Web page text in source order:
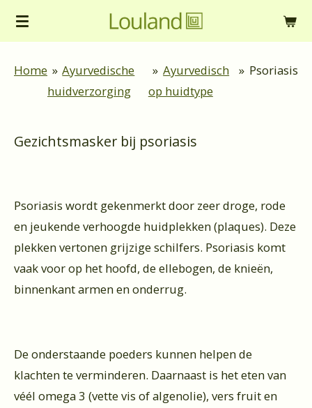
Ga
de
hoofdinhoud
Home » Ayurvedische
huidverzorging
» Ayurvedisch
op huidtype
» Psoriasis
Gezichtsmasker bij psoriasis
Psoriasis wordt gekenmerkt door zeer droge, rode
en jeukende verhoogde huidplekken (plaques). Deze
plekken vertonen grijzige schilfers. Psoriasis komt
vaak voor op het hoofd, de ellebogen, de knieën,
binnenkant armen en onderrug.
De onderstaande poeders kunnen helpen de
klachten te verminderen. Daarnaast is het eten van
véél omega 3 (vette vis of algenolie), vers fruit en